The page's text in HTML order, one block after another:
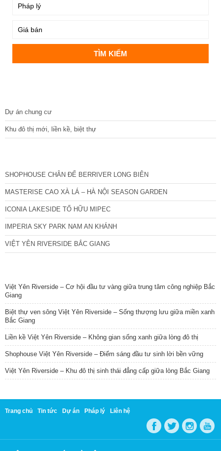
Dự án chung cư
Khu đô thị mới, liền kề, biệt thự
SHOPHOUSE CHÂN ĐẾ BERRIVER LONG BIÊN
MASTERISE CAO XÀ LÁ – HÀ NỘI SEASON GARDEN
ICONIA LAKESIDE TỐ HỮU MIPEC
IMPERIA SKY PARK NAM AN KHÁNH
VIỆT YÊN RIVERSIDE BẮC GIANG
Việt Yên Riverside – Cơ hội đầu tư vàng giữa trung tâm công nghiệp Bắc
Giang
Biệt thự ven sông Việt Yên Riverside – Sống thượng lưu giữa miền xanh
Bắc Giang
Liền kề Việt Yên Riverside – Không gian sống xanh giữa lòng đô thị
Shophouse Việt Yên Riverside – Điểm sáng đầu tư sinh lời bền vững
Việt Yên Riverside – Khu đô thị sinh thái đẳng cấp giữa lòng Bắc Giang
Trang chủ Tin tức Dự án Pháp lý Liên hệ